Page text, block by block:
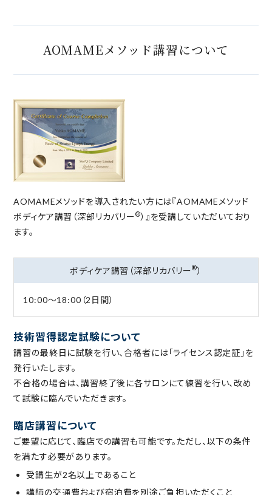
AOMAMEメソッド講習について
AOMAMEメソッドを導入されたい方には『AOMAMEメソッド
ボディケア講習（深部リカバリー®）』を受講していただいており
ます。
ボディケア講習（深部リカバリー®）
10:00～18:00（2日間）
技術習得認定試験について
講習の最終⽇に試験を⾏い、合格者には「ライセンス認定証」を
発⾏いたします。
不合格の場合は、講習終了後に各サロンにて練習を⾏い、改め
て試験に臨んでいただきます。
臨店講習について
ご要望に応じて、臨店での講習も可能です。ただし、以下の条件
を満たす必要があります。
受講⽣が2名以上であること
講師の交通費および宿泊費を別途ご負担いただくこと